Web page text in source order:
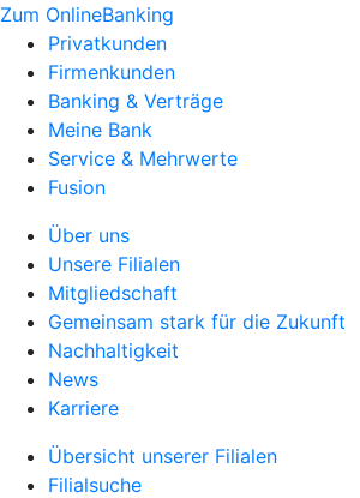
Zum OnlineBanking
Privatkunden
Firmenkunden
Banking & Verträge
Meine Bank
Service & Mehrwerte
Fusion
Über uns
Unsere Filialen
Mitgliedschaft
Gemeinsam stark für die Zukunft
Nachhaltigkeit
News
Karriere
Übersicht unserer Filialen
Filialsuche